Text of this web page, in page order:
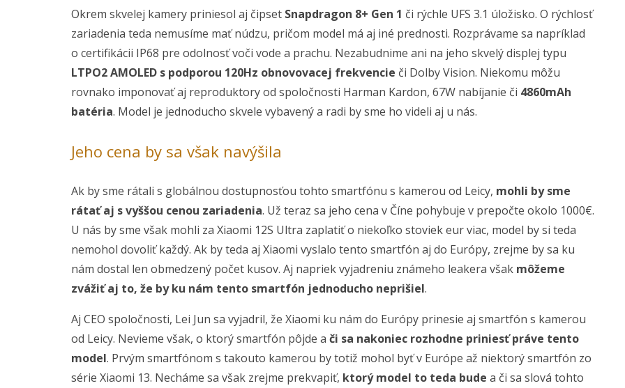
Okrem skvelej kamery priniesol aj čipset Snapdragon 8+ Gen 1 či rýchle UFS 3.1 úložisko. O rýchlosť
zariadenia teda nemusíme mať núdzu, pričom model má aj iné prednosti. Rozprávame sa napríklad
o certifikácii IP68 pre odolnosť voči vode a prachu. Nezabudnime ani na jeho skvelý displej typu
LTPO2 AMOLED s podporou 120Hz obnovovacej frekvencie či Dolby Vision. Niekomu môžu
rovnako imponovať aj reproduktory od spoločnosti Harman Kardon, 67W nabíjanie či 4860mAh
batéria. Model je jednoducho skvele vybavený a radi by sme ho videli aj u nás.
Jeho cena by sa však navýšila
Ak by sme rátali s globálnou dostupnosťou tohto smartfónu s kamerou od Leicy, mohli by sme
rátať aj s vyššou cenou zariadenia. Už teraz sa jeho cena v Číne pohybuje v prepočte okolo 1000€.
U nás by sme však mohli za Xiaomi 12S Ultra zaplatiť o niekoľko stoviek eur viac, model by si teda
nemohol dovoliť každý. Ak by teda aj Xiaomi vyslalo tento smartfón aj do Európy, zrejme by sa ku
nám dostal len obmedzený počet kusov. Aj napriek vyjadreniu známeho leakera však môžeme
zvážiť aj to, že by ku nám tento smartfón jednoducho neprišiel.
Aj CEO spoločnosti, Lei Jun sa vyjadril, že Xiaomi ku nám do Európy prinesie aj smartfón s kamerou
od Leicy. Nevieme však, o ktorý smartfón pôjde a či sa nakoniec rozhodne priniesť práve tento
model. Prvým smartfónom s takouto kamerou by totiž mohol byť v Európe až niektorý smartfón zo
série Xiaomi 13. Necháme sa však zrejme prekvapiť, ktorý model to teda bude a či sa slová tohto